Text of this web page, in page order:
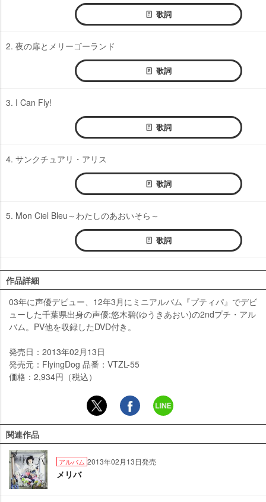
歌詞
2. 夜の扉とメリーゴーランド
歌詞
3. I Can Fly!
歌詞
4. サンクチュアリ・アリス
歌詞
5. Mon Ciel Bleu～わたしのあおいそら～
歌詞
作品詳細
03年に声優デビュー、12年3月にミニアルバム『プティパ』でデビ
ューした千葉県出身の声優:悠木碧(ゆうきあおい)の2ndプチ・アル
バム。PV他を収録したDVD付き。
発売日：2013年02月13日
発売元：FlyingDog 品番：VTZL-55
価格：2,934円（税込）
関連作品
アルバム 2013年02月13日発売
メリバ